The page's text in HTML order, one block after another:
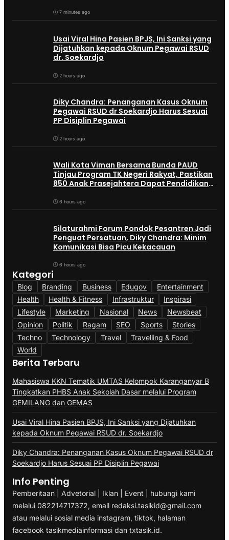
7 minutes ago
Usai Viral Hina Pasien BPJS, Ini Sanksi yang
Dijatuhkan kepada Oknum Pegawai RSUD
dr. Soekardjo
2 hours ago
Diky Chandra: Penanganan Kasus Oknum
Pegawai RSUD dr Soekardjo Harus Sesuai
PP Disiplin Pegawai
2 hours ago
Wali Kota Viman Bersama Bunda PAUD
Tinjau Program TK Negeri Rakyat, Pastikan
850 Anak Prasejahtera Dapat Pendidikan
6 hours ago
Silaturahmi Forum Pondok Pesantren Jadi
Penguat Persatuan, Diky Chandra: Minim
Komunikasi Bisa Picu Kekacauan
6 hours ago
Kategori
Blog Branding Business Edugov
Entertainment
Health
Health & Fitness Infrastruktur
Inspirasi
Lifestyle
Marketing Nasional News
Newsbeat
Opinion
Politik Ragam SEO Sports
Stories
Techno
Technology Travel
Travelling & Food
World
Berita Terbaru
Mahasiswa KKN Tematik UMTAS Kelompok Karanganyar B
Tingkatkan PHBS Anak Sekolah Dasar melalui Program
GEMILANG dan GEMAS
Usai Viral Hina Pasien BPJS, Ini Sanksi yang Dijatuhkan
kepada Oknum Pegawai RSUD dr. Soekardjo
Diky Chandra: Penanganan Kasus Oknum Pegawai RSUD dr
Soekardjo Harus Sesuai PP Disiplin Pegawai
Info Penting
Pemberitaan | Advetorial | Iklan | Event | hubungi kami
melalui 082214717372, email redaksi.tasikid@gmail.com
atau melalui sosial media instagram, tiktok, halaman
facebook tasikmediainformasi dan txtasik.id.